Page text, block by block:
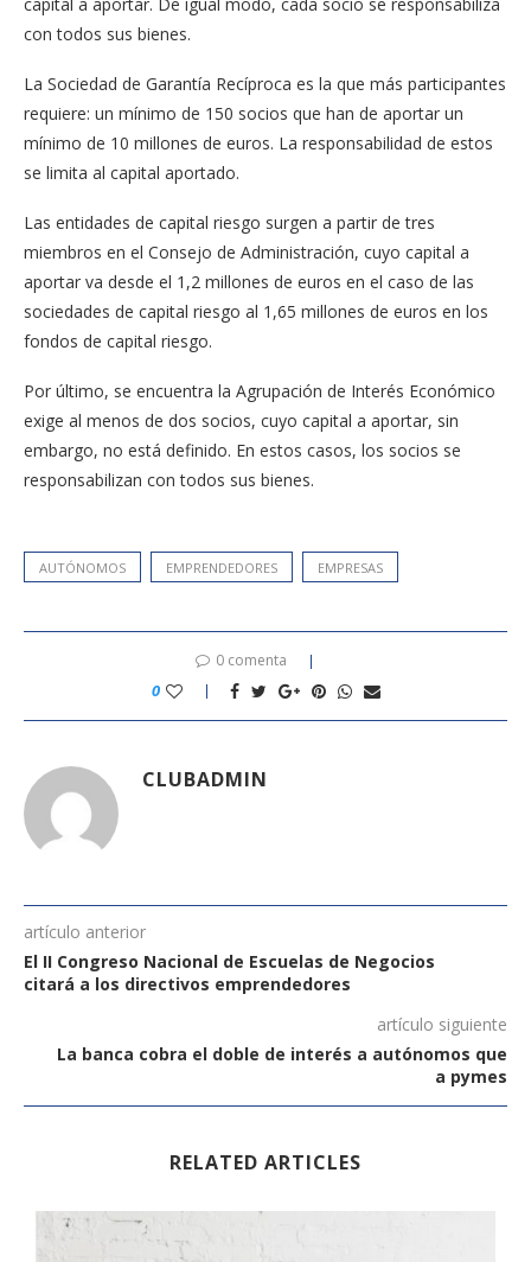
con todos sus bienes.
La Sociedad de Garantía Recíproca es la que más participantes
requiere: un mínimo de 150 socios que han de aportar un
mínimo de 10 millones de euros. La responsabilidad de estos
se limita al capital aportado.
Las entidades de capital riesgo surgen a partir de tres
miembros en el Consejo de Administración, cuyo capital a
aportar va desde el 1,2 millones de euros en el caso de las
sociedades de capital riesgo al 1,65 millones de euros en los
fondos de capital riesgo.
Por último, se encuentra la Agrupación de Interés Económico
exige al menos de dos socios, cuyo capital a aportar, sin
embargo, no está definido. En estos casos, los socios se
responsabilizan con todos sus bienes.
AUTÓNOMOS EMPRENDEDORES EMPRESAS
0 comenta
0
CLUBADMIN
artículo anterior
El II Congreso Nacional de Escuelas de Negocios
citará a los directivos emprendedores
artículo siguiente
La banca cobra el doble de interés a autónomos que
a pymes
RELATED ARTICLES